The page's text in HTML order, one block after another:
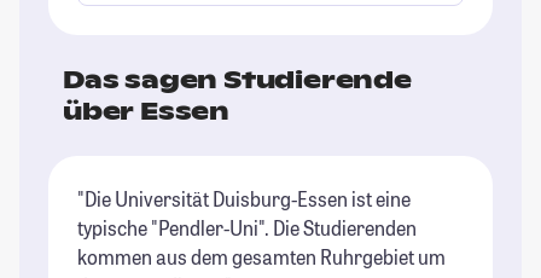
Das sagen Studierende
über Essen
"Die Universität Duisburg-Essen ist eine
typische "Pendler-Uni". Die Studierenden
kommen aus dem gesamten Ruhrgebiet um